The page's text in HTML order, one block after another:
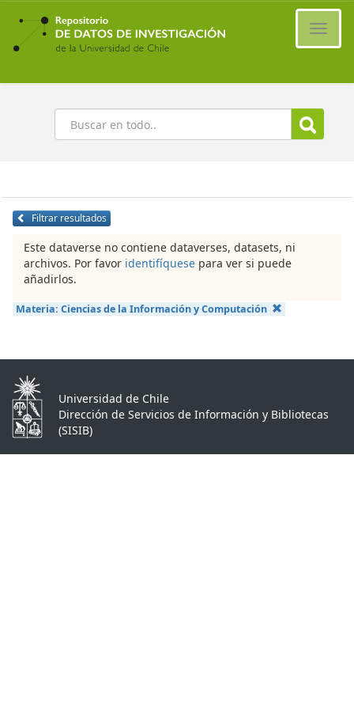
Ir
contenido
principal
Buscar
Filtrar resultados
Este dataverse no contiene dataverses, datasets, ni
archivos. Por favor identifíquese para ver si puede
añadirlos.
Materia: Ciencias de la Información y Computación
Universidad de Chile
Dirección de Servicios de Información y Bibliotecas
(SISIB)